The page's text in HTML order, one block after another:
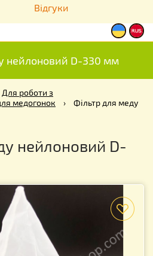
Відгуки
нейлоновий D-330 мм
Для роботи з
медогонок ›
Фільтр для меду
нейлоновий D-